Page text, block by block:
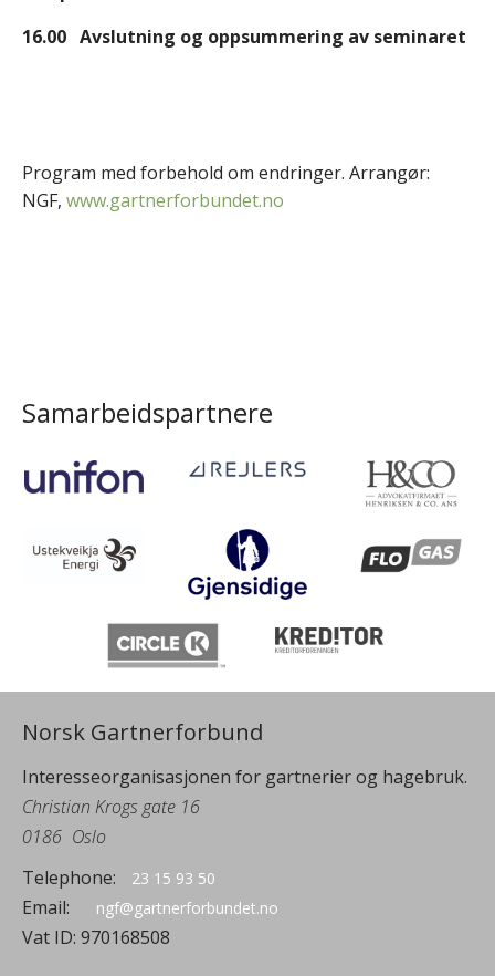
16.00 Avslutning og oppsummering av seminaret
Program med forbehold om endringer. Arrangør:
NGF, www.gartnerforbundet.no
Samarbeidspartnere
Norsk Gartnerforbund
Interesseorganisasjonen for gartnerier og hagebruk.
Christian Krogs gate 16
0186 Oslo
Telephone:
23 15 93 50
Email: ngf@gartnerforbundet.no
Vat ID: 970168508